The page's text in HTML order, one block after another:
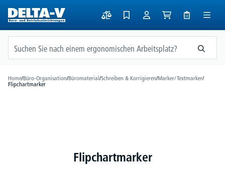
springen
Home/Büro-Organisation/Büromaterial/Schreiben & Korrigieren/Marker/ Textmarker/
Flipchartmarker
Flipchartmarker